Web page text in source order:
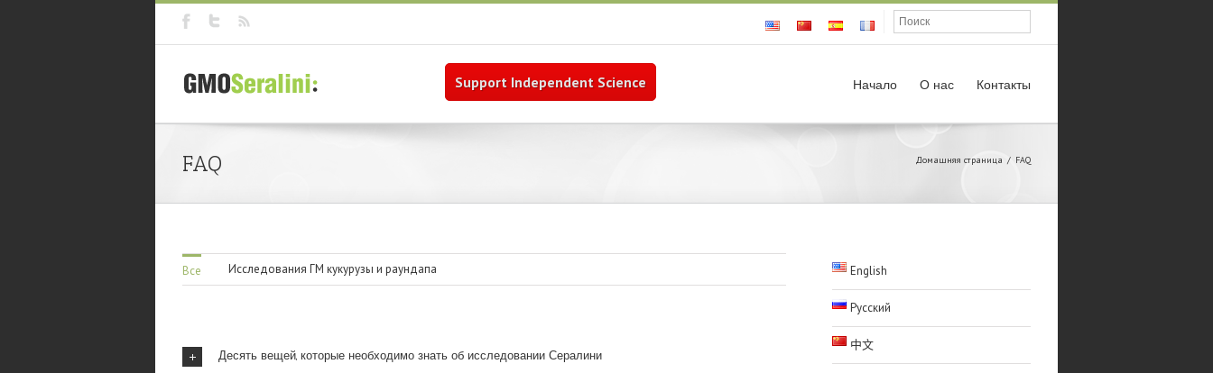
Support Independent Science Начало О нас Контакты
FAQ Домашняя страница FAQ
Все Исследования ГМ кукурузы и раундапа
Десять вещей, которые необходимо знать об исследовании Сералини
English
Русский
中文